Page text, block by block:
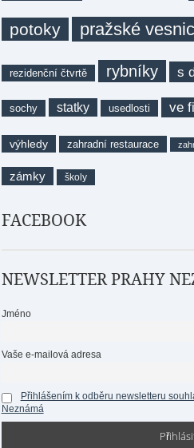
potoky pražské
rezidenční čtvrtě rybníky s
sochy statky usedlosti ve
výhledy zahradní restaurace
zámky školy
FACEBOOK
NEWSLETTER PRAHY
Jméno
Vaše e-mailová adresa
Přihlášením k odběru newsletteru
Neznámá